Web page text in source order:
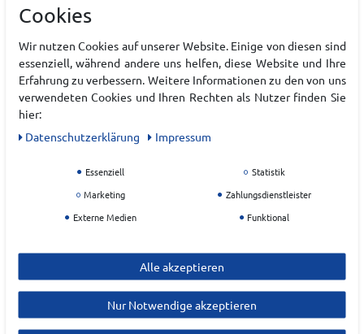
anspruchsvollen Trail Runs.
Vorverlegte Schulternaht
Längere Ärmellänge
Leichtes Funktionsmaterial
EAN:0195394723410
Polyester, 9 % Elastan
EU Verantwortlicher
Brooks Sports GmbH
Cookies
Wir nutzen Cookies auf unserer Website. Einige von diesen sind
essenziell, während andere uns helfen, diese Website und Ihre
Erfahrung zu verbessern. Weitere Informationen zu den von uns
verwendeten Cookies und Ihren Rechten als Nutzer finden Sie
hier:
Daten­schutz­erklärung
Impressum
Essenziell
Statistik
Marketing
Zahlungsdienstleister
Externe Medien
Funktional
Alle akzeptieren
Nur Notwendige akzeptieren